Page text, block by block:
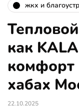
жкх и
как
комфорт
хабах
22.10.2025